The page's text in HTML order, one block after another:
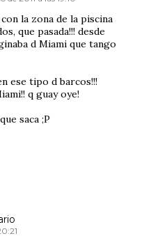
la zona de la piscina
que pasada!!! desde
d Miami que tango
ese tipo d barcos!!!
q guay oye!
saca ;P